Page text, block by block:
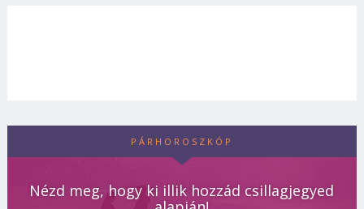
PÁRHOROSZKÓP
Nézd meg, hogy ki illik hozzád csillagjegyed